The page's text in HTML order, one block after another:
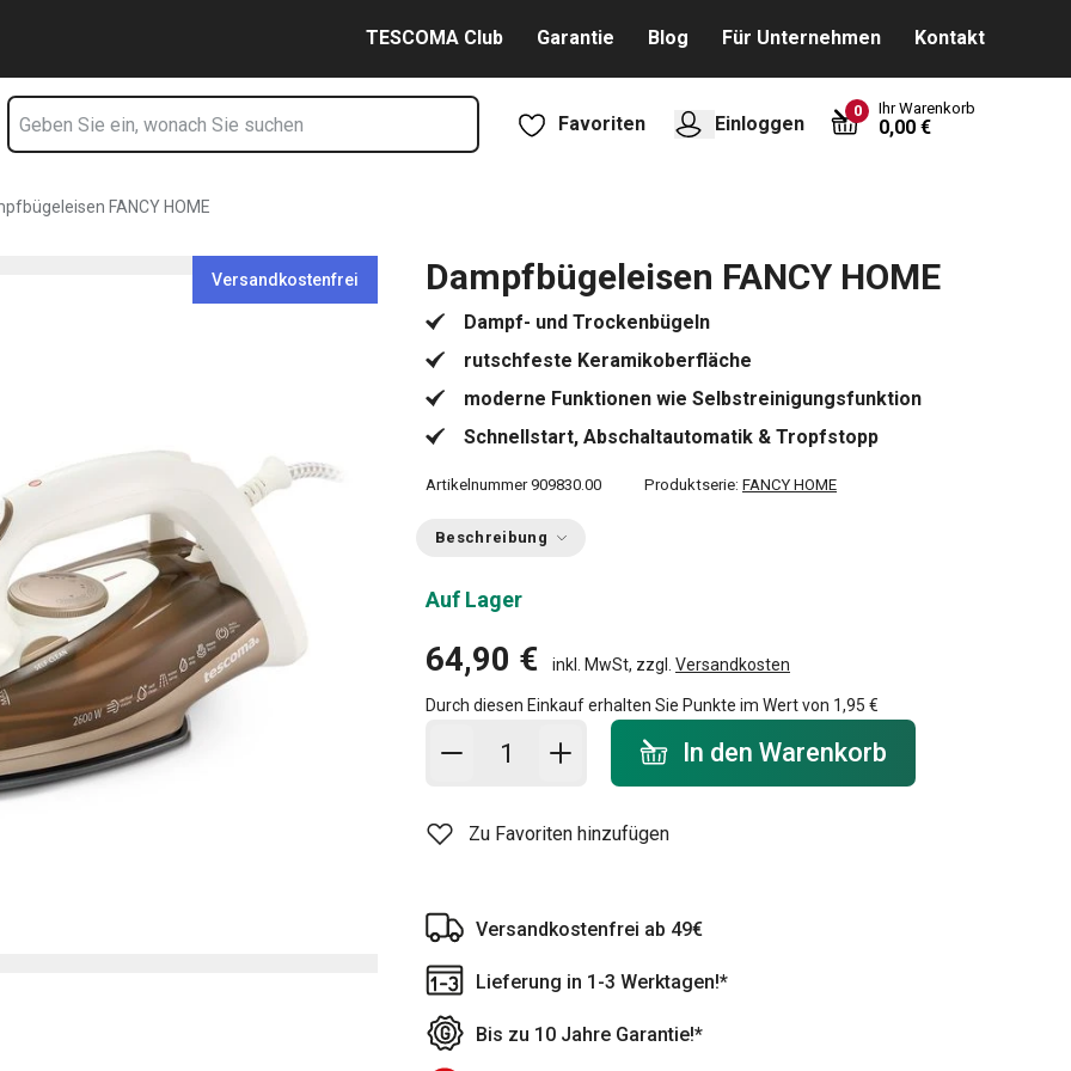
TESCOMA Club Garantie Blog Für Unternehmen Kontakt
Favoriten Einloggen
0 Ihr Warenkorb
0,00 €
FANCY HOME
Versandkostenfrei Dampfbügeleisen FANCY HOME
Dampf- und Trockenbügeln
rutschfeste Keramikoberfläche
moderne Funktionen wie Selbstreinigungsfunktion
Schnellstart, Abschaltautomatik & Tropfstopp
Artikelnummer 909830.00 Produktserie: FANCY HOME
Beschreibung
Auf Lager
64,90 € inkl. MwSt, zzgl. Versandkosten
Durch diesen Einkauf erhalten Sie Punkte im Wert von 1,95 €
In den Warenkorb - Menge
In den Warenkorb
Zu Favoriten hinzufügen
Versandkostenfrei ab 49€
Lieferung in 1-3 Werktagen!*
Bis zu 10 Jahre Garantie!*